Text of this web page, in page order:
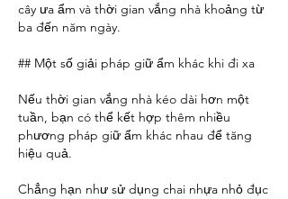
cây ưa ẩm và thời gian vắng nhà khoảng từ
ba đến năm ngày.
## Một số giải pháp giữ ẩm khác khi đi xa
Nếu thời gian vắng nhà kéo dài hơn một
tuần, bạn có thể kết hợp thêm nhiều
phương pháp giữ ẩm khác nhau để tăng
hiệu quả.
Chẳng hạn như sử dụng chai nhựa nhỏ đục